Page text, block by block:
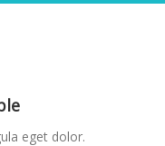
eget dolor.